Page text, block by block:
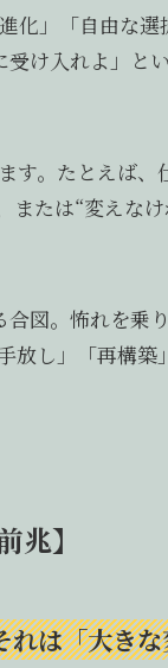
化」「自由な選
け入れよ」と
す。たとえば、
たは“変えな
合図。怖れを乗
放し」「再構築
兆】
れは「大き